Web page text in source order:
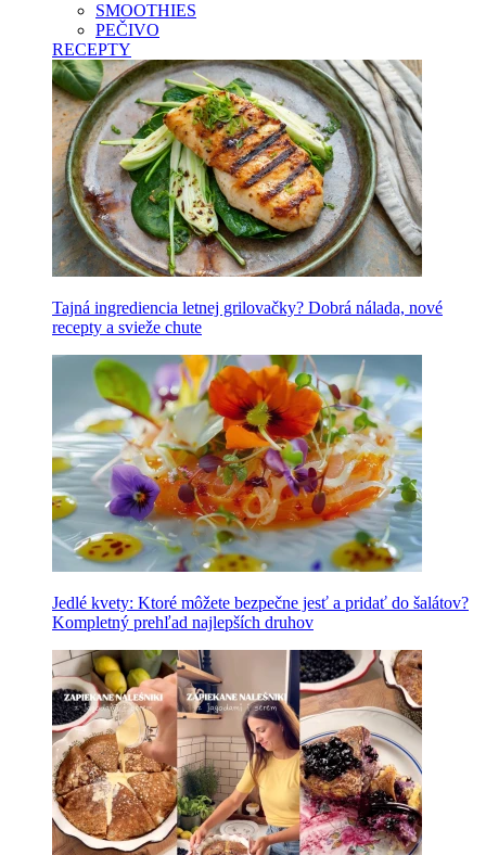
SMOOTHIES
PEČIVO
RECEPTY
Tajná ingrediencia letnej grilovačky? Dobrá nálada, nové
recepty a svieže chute
Jedlé kvety: Ktoré môžete bezpečne jesť a pridať do šalátov?
Kompletný prehľad najlepších druhov